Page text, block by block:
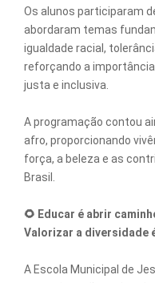
Os alunos participaram
abordaram temas
igualdade racial,
reforçando a
justa e inclusiva.
A programação contou
afro, proporcionando
força, a beleza e as
Brasil.
🌻 Educar é abrir
Valorizar a diversidade
A Escola Municipal de